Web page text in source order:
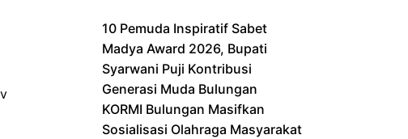
10 Pemuda Inspiratif Sabet
Madya Award 2026, Bupati
Syarwani Puji Kontribusi
Generasi Muda Bulungan
‎KORMI Bulungan Masifkan
Sosialisasi Olahraga Masyarakat